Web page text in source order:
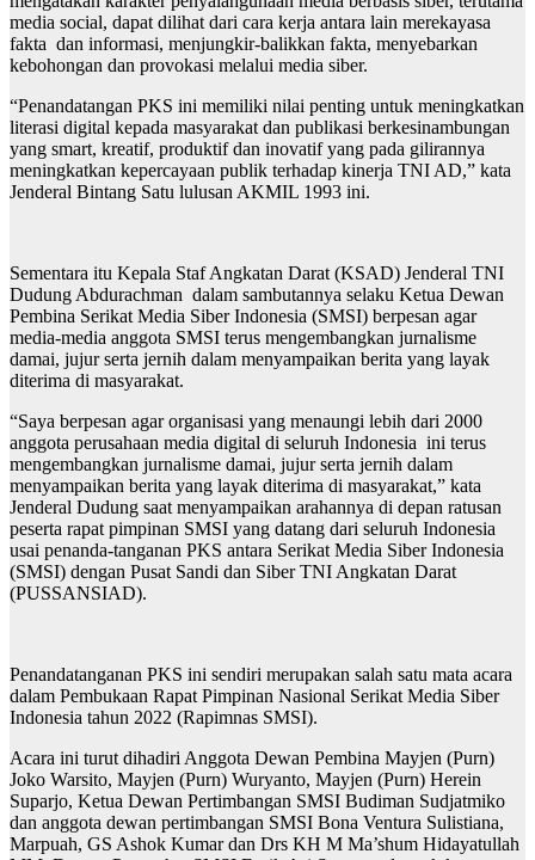
media social, dapat dilihat dari cara kerja antara lain merekayasa
fakta dan informasi, menjungkir-balikkan fakta, menyebarkan
kebohongan dan provokasi melalui media siber.
“Penandatangan PKS ini memiliki nilai penting untuk meningkatkan
literasi digital kepada masyarakat dan publikasi berkesinambungan
yang smart, kreatif, produktif dan inovatif yang pada gilirannya
meningkatkan kepercayaan publik terhadap kinerja TNI AD,” kata
Jenderal Bintang Satu lulusan AKMIL 1993 ini.
Sementara itu Kepala Staf Angkatan Darat (KSAD) Jenderal TNI
Dudung Abdurachman dalam sambutannya selaku Ketua Dewan
Pembina Serikat Media Siber Indonesia (SMSI) berpesan agar
media-media anggota SMSI terus mengembangkan jurnalisme
damai, jujur serta jernih dalam menyampaikan berita yang layak
diterima di masyarakat.
“Saya berpesan agar organisasi yang menaungi lebih dari 2000
anggota perusahaan media digital di seluruh Indonesia ini terus
mengembangkan jurnalisme damai, jujur serta jernih dalam
menyampaikan berita yang layak diterima di masyarakat,” kata
Jenderal Dudung saat menyampaikan arahannya di depan ratusan
peserta rapat pimpinan SMSI yang datang dari seluruh Indonesia
usai penanda-tanganan PKS antara Serikat Media Siber Indonesia
(SMSI) dengan Pusat Sandi dan Siber TNI Angkatan Darat
(PUSSANSIAD).
Penandatanganan PKS ini sendiri merupakan salah satu mata acara
dalam Pembukaan Rapat Pimpinan Nasional Serikat Media Siber
Indonesia tahun 2022 (Rapimnas SMSI).
Acara ini turut dihadiri Anggota Dewan Pembina Mayjen (Purn)
Joko Warsito, Mayjen (Purn) Wuryanto, Mayjen (Purn) Herein
Suparjo, Ketua Dewan Pertimbangan SMSI Budiman Sudjatmiko
dan anggota dewan pertimbangan SMSI Bona Ventura Sulistiana,
Marpuah, GS Ashok Kumar dan Drs KH M Ma’shum Hidayatullah